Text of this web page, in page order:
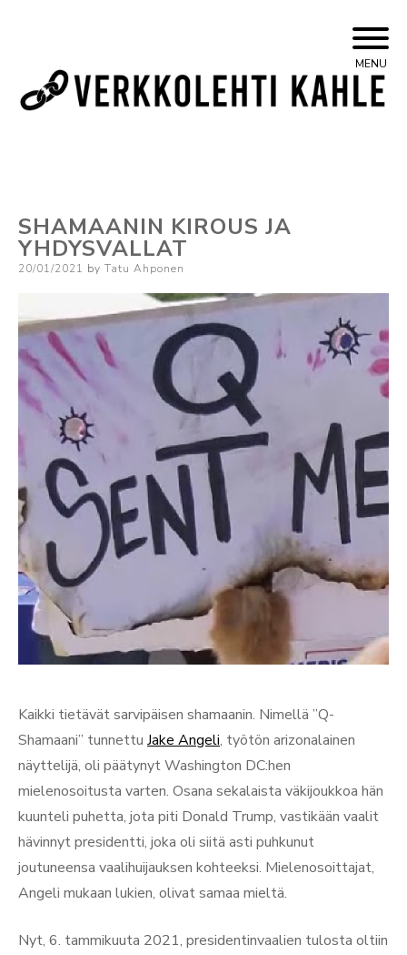
to
content
Kahle MENU
SHAMAANIN KIROUS JA
YHDYSVALLAT
Posted
20/01/2021 by Tatu Ahponen
Kaikki tietävät sarvipäisen shamaanin. Nimellä ”Q-
Shamaani” tunnettu Jake Angeli, työtön arizonalainen
näyttelijä, oli päätynyt Washington DC:hen
mielenosoitusta varten. Osana sekalaista väkijoukkoa hän
kuunteli puhetta, jota piti Donald Trump, vastikään vaalit
hävinnyt presidentti, joka oli siitä asti puhkunut
joutuneensa vaalihuijauksen kohteeksi. Mielenosoittajat,
Angeli mukaan lukien, olivat samaa mieltä.
Nyt, 6. tammikuuta 2021, presidentinvaalien tulosta oltiin